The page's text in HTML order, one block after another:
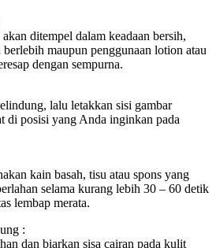
ditempel dalam keadaan bersih,
maupun penggunaan lotion atau
dengan sempurna.
lalu letakkan sisi gambar
di posisi yang Anda inginkan pada
kain basah, tisu atau spons yang
selama kurang lebih 30 – 60 detik
lembap merata.
:
dan biarkan sisa cairan pada kulit